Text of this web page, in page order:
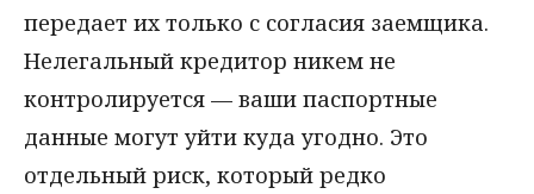
передает их только с согласия заемщика.
Нелегальный кредитор никем не
контролируется — ваши паспортные
данные могут уйти куда угодно. Это
отдельный риск, который редко